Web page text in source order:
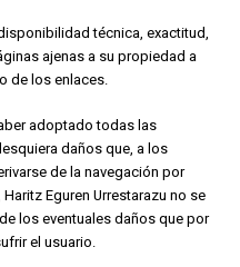
técnica, exactitud,
ajenas a su propiedad a
de los enlaces.
adoptado todas las
daños que, a los
de la navegación por
Eguren Urrestarazu no se
los eventuales daños que por
el usuario.